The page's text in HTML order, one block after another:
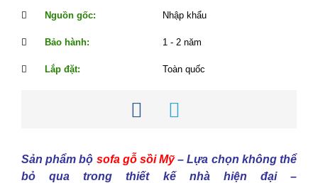
Nguồn gốc: Nhập khẩu
Bảo hành: 1 - 2 năm
Lắp đặt: Toàn quốc
Sản phẩm bộ sofa gỗ sồi Mỹ– Lựa chọn không thể
bỏ qua trong thiết kế nhà hiện đại –